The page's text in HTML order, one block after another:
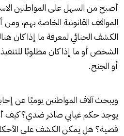
أصبح من السهل على المواطنين
المواقف القانونية الخاصة بهم،
الكشف الجنائي لمعرفة ما إذا كان
الشخص أو ما إذا كان مطلوبًا
أو الجنح.
ويبحث آلاف المواطنين يوميًا عن
يوجد حكم غيابي صادر ضدي؟ كيف
قضية؟ هل يمكن الكشف على